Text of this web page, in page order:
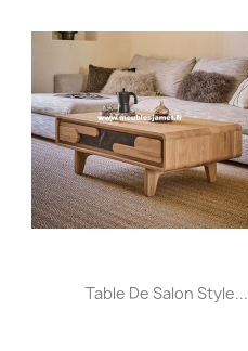
Aperçu rapide
Table De Salon Style...